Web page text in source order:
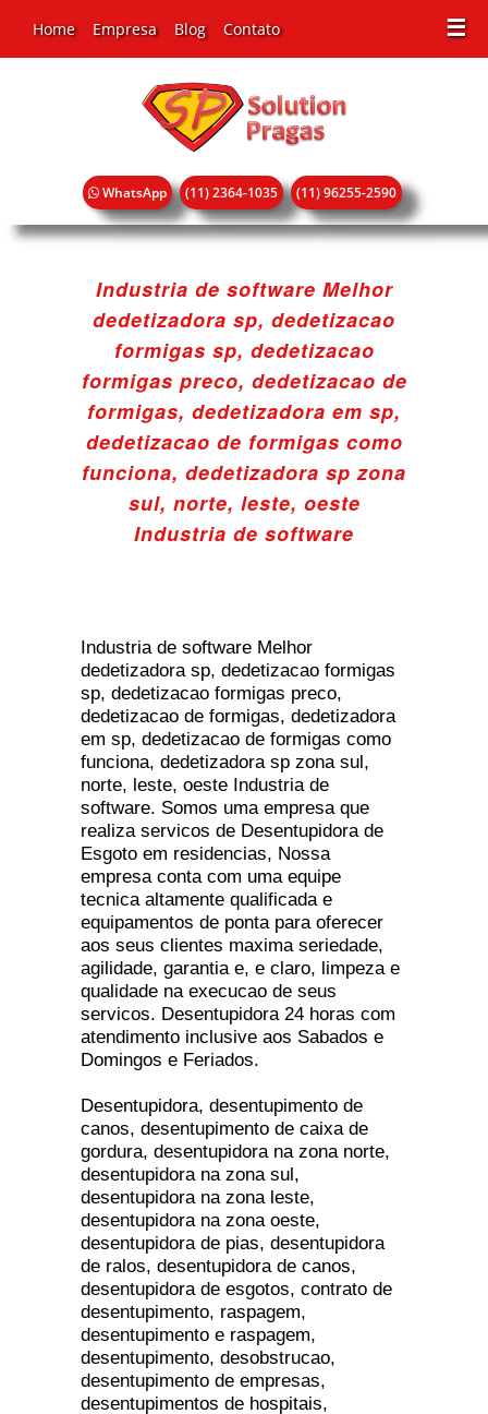
☰
Home Empresa Blog Contato
WhatsApp (11) 2364-1035 (11) 96255-2590
Industria de software Melhor
dedetizadora sp, dedetizacao
formigas sp, dedetizacao
formigas preco, dedetizacao de
formigas, dedetizadora em sp,
dedetizacao de formigas como
funciona, dedetizadora sp zona
sul, norte, leste, oeste
Industria de software
Industria de software Melhor
dedetizadora sp, dedetizacao formigas
sp, dedetizacao formigas preco,
dedetizacao de formigas, dedetizadora
em sp, dedetizacao de formigas como
funciona, dedetizadora sp zona sul,
norte, leste, oeste Industria de
software. Somos uma empresa que
realiza servicos de Desentupidora de
Esgoto em residencias, Nossa
empresa conta com uma equipe
tecnica altamente qualificada e
equipamentos de ponta para oferecer
aos seus clientes maxima seriedade,
agilidade, garantia e, e claro, limpeza e
qualidade na execucao de seus
servicos. Desentupidora 24 horas com
atendimento inclusive aos Sabados e
Domingos e Feriados.
Desentupidora, desentupimento de
canos, desentupimento de caixa de
gordura, desentupidora na zona norte,
desentupidora na zona sul,
desentupidora na zona leste,
desentupidora na zona oeste,
desentupidora de pias, desentupidora
de ralos, desentupidora de canos,
desentupidora de esgotos, contrato de
desentupimento, raspagem,
desentupimento e raspagem,
desentupimento, desobstrucao,
desentupimento de empresas,
desentupimentos de hospitais,